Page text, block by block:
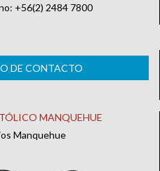
+56(2) 2484 7800
DE CONTACTO
MANQUEHUE
Manquehue